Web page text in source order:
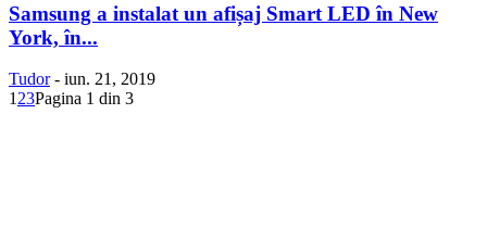
Samsung a instalat un afișaj Smart LED în New
York, în...
Tudor - iun. 21, 2019
1 23Pagina 1 din 3